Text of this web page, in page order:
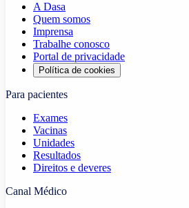
A Dasa
Quem somos
Imprensa
Trabalhe conosco
Portal de privacidade
Política de cookies
Para pacientes
Exames
Vacinas
Unidades
Resultados
Direitos e deveres
Canal Médico